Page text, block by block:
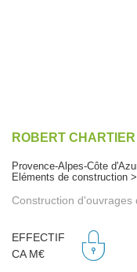
ROBERT
Provence-Alpes-Côte
Eléments de construction
Construction d'ouvrages
EFFECTIF
CA M€